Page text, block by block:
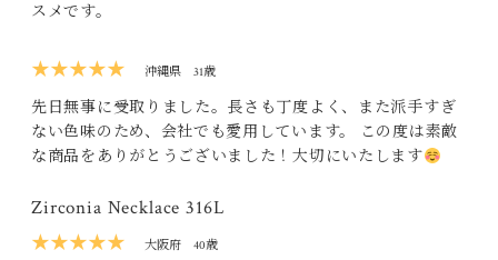
スメです。
★★★★★ 沖縄県 31歳
先日無事に受取りました。長さも丁度よく、また派手すぎ
ない色味のため、会社でも愛用しています。 この度は素敵
な商品をありがとうございました！大切にいたします
Zirconia Necklace 316L
★★★★★
大阪府 40歳